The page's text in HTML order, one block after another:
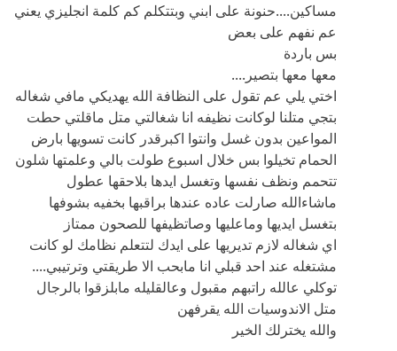
مساكين....حنونة على ابني وبتتكلم كم كلمة انجليزي يعني
عم نفهم على بعض
بس باردة
معها معها بتصير....
اختي يلي عم تقول على النظافة الله يهديكي مافي شغاله
بتجي متلنا لوكانت نظيفه انا شغالتي متل ماقلتي حطت
المواعين بدون غسل وانتوا اكبرقدر كانت تسويها بارض
الحمام تخيلوا بس خلال اسبوع طولت بالي وعلمتها شلون
تتحمم ونظف نفسها وتغسل ايدها بلاحقها عطول
ماشاءالله صارلت عاده عندها براقبها بخفيه بشوفها
بتغسل ايديها وماعليها وصاتظيفها للصحون ممتاز
اي شغاله لازم تديريها على ايدك لتتعلم نظامك لو كانت
مشتغله عند احد قبلي انا مابحب الا طريقتي وترتيبي....
توكلي عالله راتبهم مقبول وعالقليله مابلزقوا بالرجال
متل الاندوسيات الله يقرفهن
والله يخترلك الخير